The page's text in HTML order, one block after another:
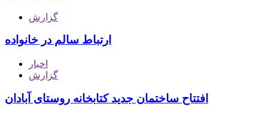
گزارش
ارتباط سالم در خانواده
اخبار
گزارش
افتتاح ساختمان جدید کتابخانه روستای آبادان